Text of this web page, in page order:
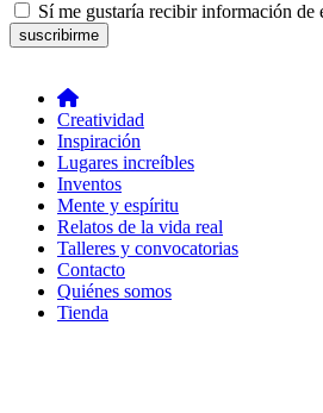
Sí me gustaría recibir información de
suscribirme
Creatividad
Inspiración
Lugares increíbles
Inventos
Mente y espíritu
Relatos de la vida real
Talleres y convocatorias
Contacto
Quiénes somos
Tienda